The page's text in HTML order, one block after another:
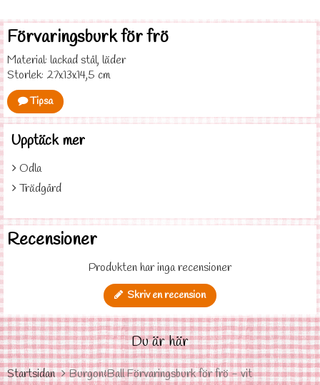
Förvaringsburk för frö
Material: lackad stål, läder
Storlek: 27x13x14,5 cm
Tipsa
Upptäck mer
Odla
Trädgård
Recensioner
Produkten har inga recensioner
Skriv en recension
Du är här
Startsidan Burgon&Ball Förvaringsburk för frö - vit